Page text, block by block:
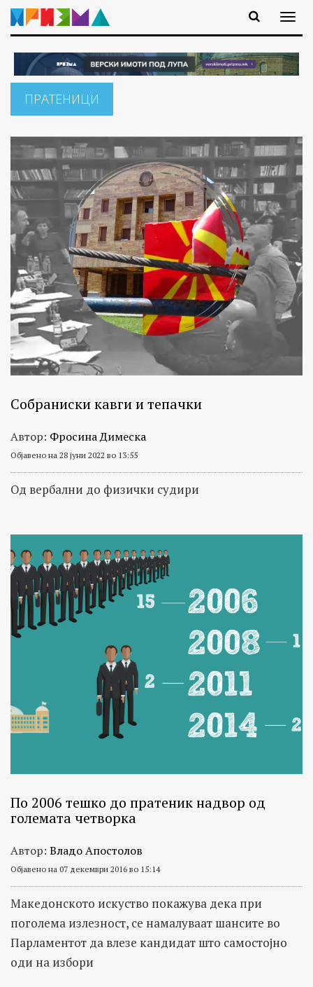
ПРАТЕНИЦИ
Собраниски кавги и тепачки
Автор: Фросина Димеска
Објавено на 28 јуни 2022 во 13:55
Од вербални до физички судири
По 2006 тешко до пратеник надвор од
големата четворка
Автор: Владо Апостолов
Објавено на 07 декември 2016 во 15:14
Македонското искуство покажува дека при
поголема излезност, се намалуваат шансите во
Парламентот да влезе кандидат што самостојно
оди на избори